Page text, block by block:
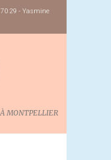
29 - Yasmine
MONTPELLIER